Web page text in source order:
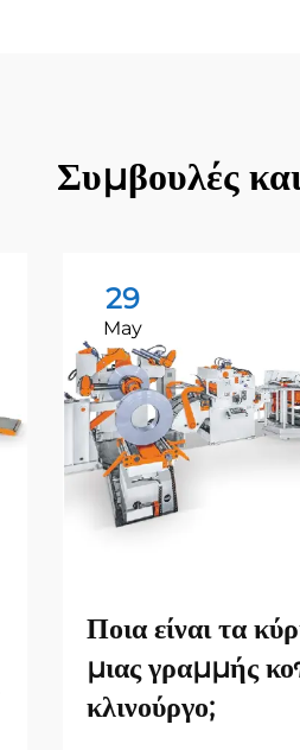
Συμβουλές
29
May
Ποια είναι τα
μιας γραμμής
κλινούργο;